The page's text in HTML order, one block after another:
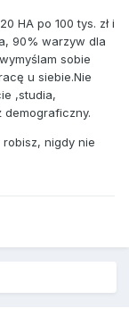
HA po 100 tys. zł i
90% warzyw dla
sobie
u siebie.Nie
,studia,
demograficzny.
robisz, nigdy nie